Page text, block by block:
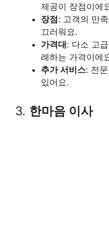
제공이 장점이에
장점 : 고객의 만
끄러워요.
가격대 : 다소 고
례하는 가격이에
추가 서비스: 전
있어요.
3. 한마음 이사